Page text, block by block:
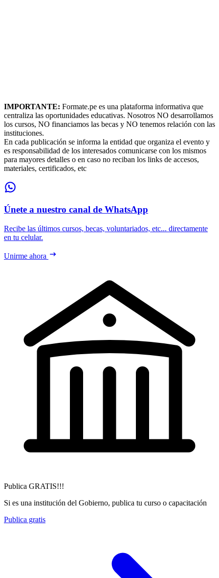
IMPORTANTE: Formate.pe es una plataforma informativa que
centraliza las oportunidades educativas. Nosotros NO desarrollamos
los cursos, NO financiamos las becas y NO tenemos relación con las
instituciones.
En cada publicación se informa la entidad que organiza el evento y
es responsabilidad de los interesados comunicarse con los mismos
para mayores detalles o en caso no reciban los links de accesos,
materiales, certificados, etc
Únete a nuestro canal de WhatsApp
Recibe las últimos cursos, becas, voluntariados, etc... directamente
en tu celular.
Unirme ahora
Publica GRATIS!!!
Si es una institución del Gobierno, publica tu curso o capacitación
Publica gratis